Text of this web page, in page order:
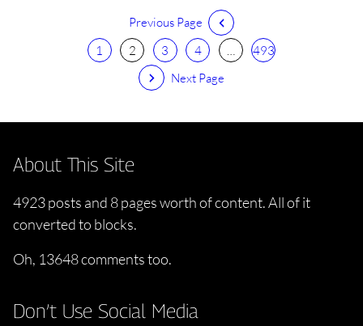
Previous Page
1
2 3 4
493
Next Page
About This Site
4923 posts and 8 pages worth of content. All of it
converted to blocks.
Oh, 13648 comments too.
Don’t Use Social Media